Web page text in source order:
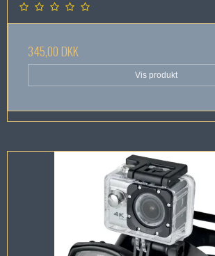
345,00 DKK
Vis produkt